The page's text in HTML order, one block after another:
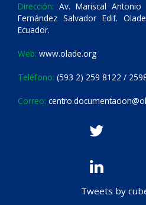
Dirección: Av. Mariscal
Fernández Salvador Edif.
Ecuador.
Web: www.olade.org
Teléfono: (593 2) 259 8122 /
Correo:
Tweets by